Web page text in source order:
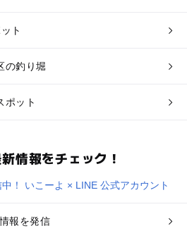
ト
の釣り堀
ポット
情報をチェック！
報を発信